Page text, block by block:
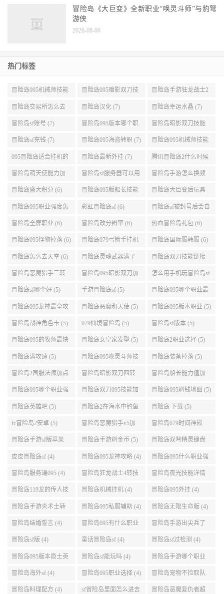
冒险岛《大巨变》全新职业“唤灵斗师”与豹弩
游侠
2026-08-06
热门标签
冒险岛095机械师技能
展示 (9)
冒险岛095暗影双刀技
能加点 (9)
冒险岛手游狂龙战士2
转 (9)
冒险岛交易所怎么去
(8)
冒险岛汉化 (7) 冒险岛幸运水晶 (7)
冒险岛sf账号 (7) 冒险岛095版本哪个职
业段数高些 (7)
冒险岛暗影双刀技能
加点095版本 (7)
冒险岛sf充钱 (7) 冒险岛095海盗转职 (7) 冒险岛095机械师技能
演示 (7)
095冒险岛适合挂机的
地图 (7)
冒险岛最新外挂 (7) 腾讯冒险岛2什么时候
公测 (7)
冒险岛萌天使能力加
点 (6)
冒险岛sf服务器可以用
自己电脑 (6)
冒险岛手游怎么换频
道 (6)
冒险岛盛大积分 (6) 冒险岛095版船长技能
介绍 (6)
冒险岛大巨变后玩具
城组队任务 (6)
冒险岛095职业强度怎
么选 (6)
彩虹冒险岛sf (6) 冒险岛sf被封号后会自
动关闭电脑 (6)
冒险岛全屏职业 (6) 冒险岛改分辨率 (6) 热血冒险岛礼包 (6)
冒险岛095怪物掉落 (6) 冒险岛079弓箭手挂机
升级的地方 (6)
冒险岛国际服韩服 (6)
冒险岛怎么去天空 (6) 冒险岛灵魂武器满了
(6)
冒险岛双刀技能链接
(5)
冒险岛恶魔猎手三转
技能加点顺序 (5)
冒险岛095暗影双刀加
点 (5)
怎么用手机玩冒险岛sf
(5)
冒险岛sf哪个好 (5) 手游冒险岛sf (5) 冒险岛095哪个职业最
好 (5)
冒险岛095龙神最全攻
略 (5)
冒险岛恶魔和天使 (5) 冒险岛095版本职业 (5)
冒险岛战神角色卡 (5) 079仙境冒险岛 (5) 冒险岛sf版本 (5)
冒险岛095的牧师最快
升级路线 (5)
冒险岛女皇家发型 (5) 冒险岛2职业选择 (5)
冒险岛满攻速 (5) 冒险岛095唤灵斗师技
能介绍 (5)
冒险岛装备掉落 (5)
冒险岛2国服法师加点
(5)
冒险岛暗影双刀四转
任务 (5)
冒险岛船长能力值加
点 (5)
冒险岛095哪个职业强
势 (5)
冒险岛双刀095技能加
点 (5)
冒险岛095刷钱地图 (5)
冒险岛英雄吧 (5) 冒险岛2在海水中钓鱼
(5)
冒险岛 下载 (5)
fc冒险岛2安卓 (5) 冒险岛恶魔猎手v5加
点 (5)
冒险岛079时间神殿
999任务 (5)
冒险岛手游sf版苹果
(5)
冒险岛手游刷金币 (5) 冒险岛双弩精灵键盘
设置 (5)
皮皮冒险岛sf (4) 冒险岛095龙神攻略 (4) 冒险岛095什么职业强
(4)
冒险岛服务端095 (4) 冒险岛狂龙战士4转技
能加点 (4)
冒险岛夜光技能详情
(4)
冒险岛119龙的传人技
能加点 (4)
冒险岛机械挂机 (4) 冒险岛095外挂 (4)
冒险岛手游炎术士转
职 (4)
冒险岛095私服辅助 (4) 冒险岛无限生命版 (4)
冒险岛结婚誓言 (4) 冒险岛095有什么职业
(4)
冒险岛手游出尖兵了
吗 (4)
冒险岛sf版 (4) 童话冒险岛sf (4) 冒险岛sf过检测 (4)
冒险岛095版本隐士英
雄后期玩哪个好 (4)
冒险岛sf能玩吗 (4) 冒险岛手游哪个职业
厉害 (4)
冒险岛海外sf (4) 冒险岛095职业选择 (4) 冒险岛宠物不捡取队
友的东西 (4)
冒险岛料理配方 (4) sf冒险岛里面怎么进去 冒险岛恶魔复仇者超